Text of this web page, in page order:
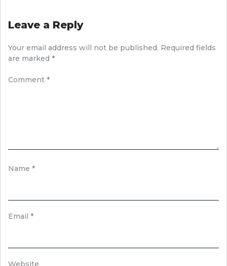
Leave a Reply
Your email address will not be published. Required fields
are marked *
Comment *
Name *
Email *
Website